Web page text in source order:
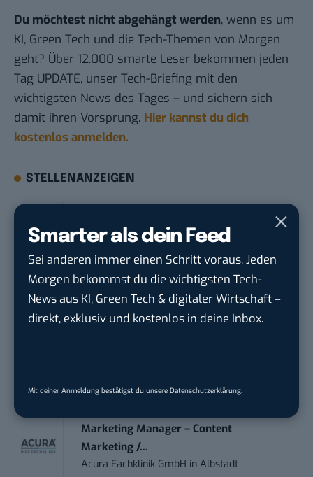
Smarter als dein Feed
Sei anderen immer einen Schritt voraus. Jeden
Morgen bekommst du die wichtigsten Tech-
News aus KI, Green Tech & digitaler Wirtschaft –
direkt, exklusiv und kostenlos in deine Inbox.
Mit deiner Anmeldung bestätigst du unsere Datenschutzerklärung.
Du möchtest nicht abgehängt werden, wenn es um
KI, Green Tech und die Tech-Themen von Morgen
geht? Über 12.000 smarte Leser bekommen jeden
Tag UPDATE, unser Tech-Briefing mit den
wichtigsten News des Tages – und sichern sich
damit ihren Vorsprung. Hier kannst du dich
kostenlos anmelden.
STELLENANZEIGEN
moveUP Media GmbH inDüsseldorf
Anforderungs- und Projektmanager
touristische...
trendtours Holding GmbH
Instaffo GmbHinKarlsruhe
Marketing Manager – Content
Marketing /...
Acura Fachklinik GmbH inAlbstadt